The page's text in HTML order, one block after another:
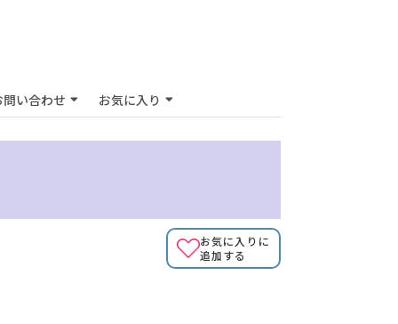
問い合わせ お気に入り
お気に入りに
追加する